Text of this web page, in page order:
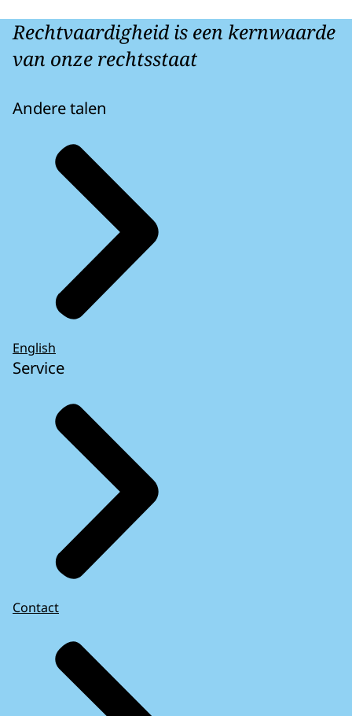
Rechtvaardigheid is een kernwaarde
van onze rechtsstaat
Andere talen
English
Service
Contact